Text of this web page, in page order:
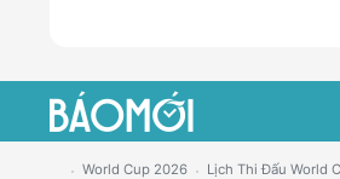
World Cup 2026 Lịch Thi Đấu World